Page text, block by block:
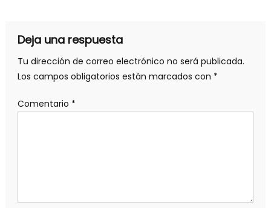
Deja una respuesta
Tu dirección de correo electrónico no será publicada.
Los campos obligatorios están marcados con *
Comentario *